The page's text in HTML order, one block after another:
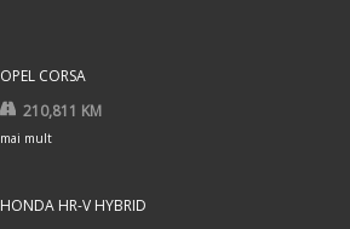
OPEL CORSA
210,811 KM
mai mult
HONDA HR-V HYBRID